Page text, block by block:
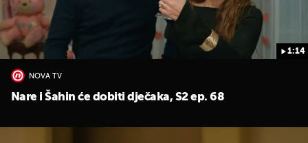
1:14
NOVA TV
Nare i Šahin će dobiti dječaka, S2 ep. 68